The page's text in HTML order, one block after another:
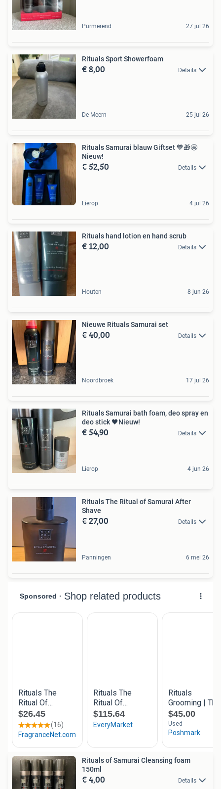
Purmerend 27 jul 26
Rituals Sport Showerfoam
€ 8,00 Details
De Meern 25 jul 26
Rituals Samurai blauw Giftset 💙🎁🤩
Nieuw!
€ 52,50 Details
Lierop 4 jul 26
Rituals hand lotion en hand scrub
€ 12,00 Details
Houten 8 jun 26
Nieuwe Rituals Samurai set
€ 40,00 Details
Noordbroek 17 jul 26
Rituals Samurai bath foam, deo spray en
deo stick 🖤Nieuw!
€ 54,90 Details
Lierop 4 jun 26
Rituals The Ritual of Samurai After
Shave
€ 27,00 Details
Panningen 6 mei 26
Rituals of Samurai Cleansing foam
150ml
€ 4,00 Details